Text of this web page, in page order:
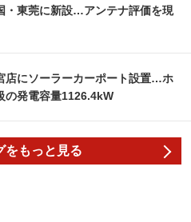
・東莞に新設…アンテナ評価を現
店にソーラーカーポート設置…ホ
の発電容量1126.4kW
をもっと見る